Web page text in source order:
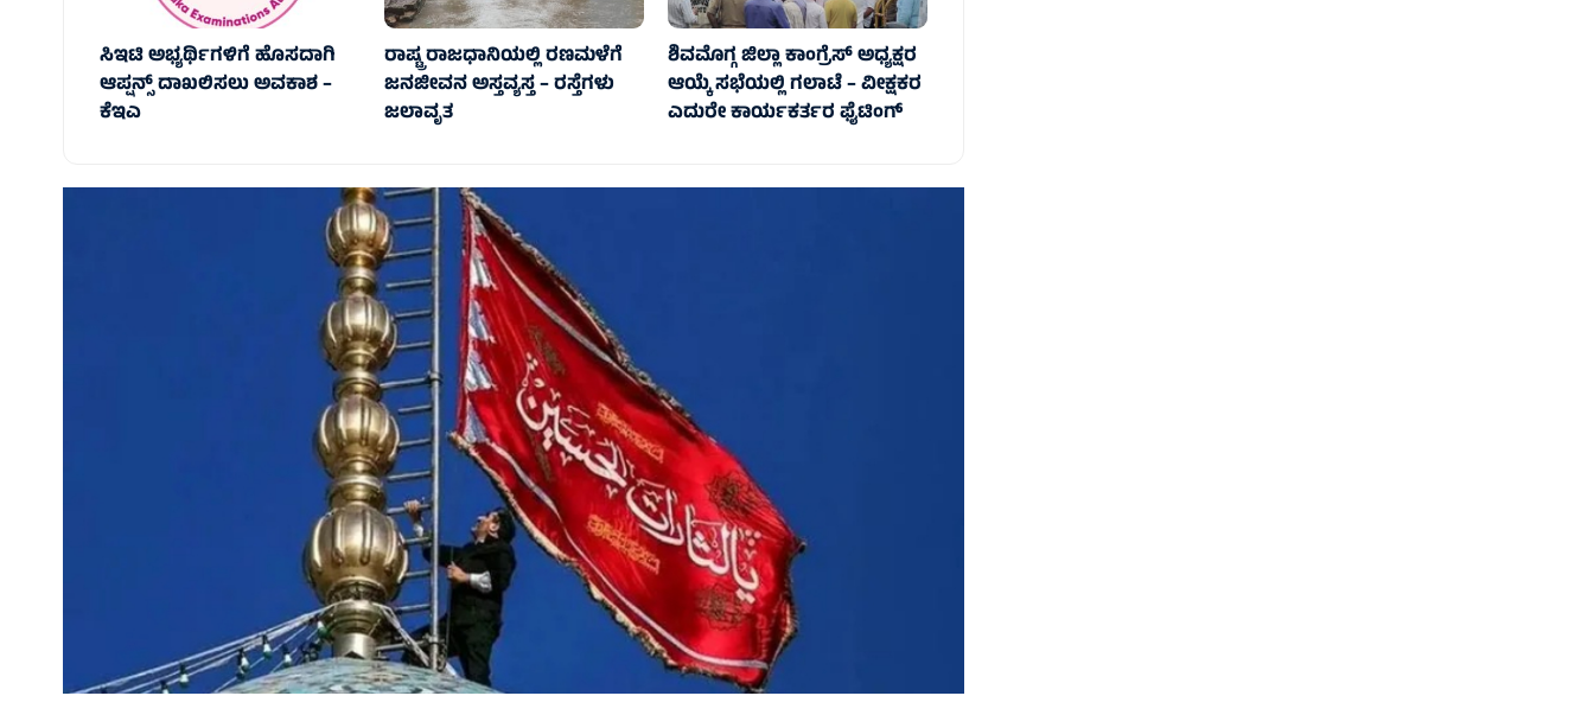
ಸಿಇಟಿ ಅಭ್ಯರ್ಥಿಗಳಿಗೆ ಹೊಸದಾಗಿ
ಆಪ್ಷನ್ಸ್ ದಾಖಲಿಸಲು ಅವಕಾಶ –
ಕೆಇಎ
ರಾಷ್ಟ್ರ ರಾಜಧಾನಿಯಲ್ಲಿ ರಣಮಳೆಗೆ
ಜನಜೀವನ ಅಸ್ತವ್ಯಸ್ತ – ರಸ್ತೆಗಳು
ಜಲಾವೃತ
ಶಿವಮೊಗ್ಗ ಜಿಲ್ಲಾ ಕಾಂಗ್ರೆಸ್ ಅಧ್ಯಕ್ಷರ
ಆಯ್ಕೆ ಸಭೆಯಲ್ಲಿ ಗಲಾಟೆ – ವೀಕ್ಷಕರ
ಎದುರೇ ಕಾರ್ಯಕರ್ತರ ಫೈಟಿಂಗ್